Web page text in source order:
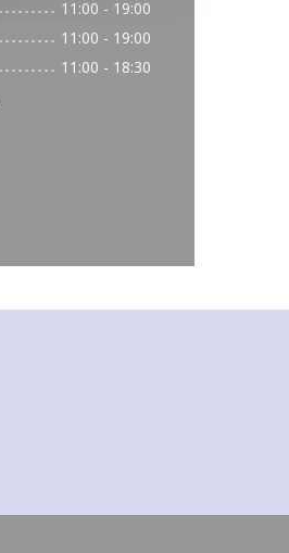
11:00 - 19:00
11:00 - 19:00
11:00 - 18:30